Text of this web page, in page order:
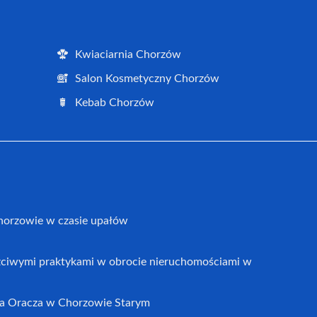
Kwiaciarnia Chorzów
Salon Kosmetyczny Chorzów
Kebab Chorzów
w czasie upałów
praktykami w obrocie nieruchomościami w
Oracza w Chorzowie Starym